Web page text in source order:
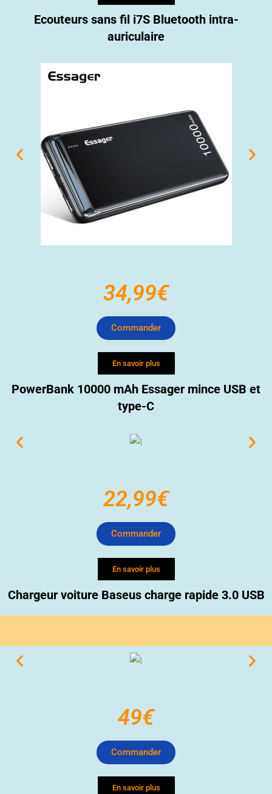
Ecouteurs sans fil i7S Bluetooth intra-
auriculaire
34,99€
Commander
En savoir plus
PowerBank 10000 mAh Essager mince USB et
type-C
22,99€
Commander
En savoir plus
Chargeur voiture Baseus charge rapide 3.0 USB
49€
Commander
En savoir plus